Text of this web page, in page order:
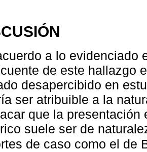
a lo evidenciado
de este hallazgo
desapercibido en
ser atribuible a la
que la
suele ser de
de caso como el de